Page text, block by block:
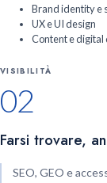
Brand identity e
UX e UI design
Content e digital
VISIBILITÀ
02
Farsi trovare,
SEO, GEO e